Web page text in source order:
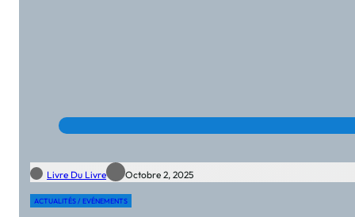
Livre Du Livre Octobre 2, 2025
ACTUALITÉS / EVÉNEMENTS